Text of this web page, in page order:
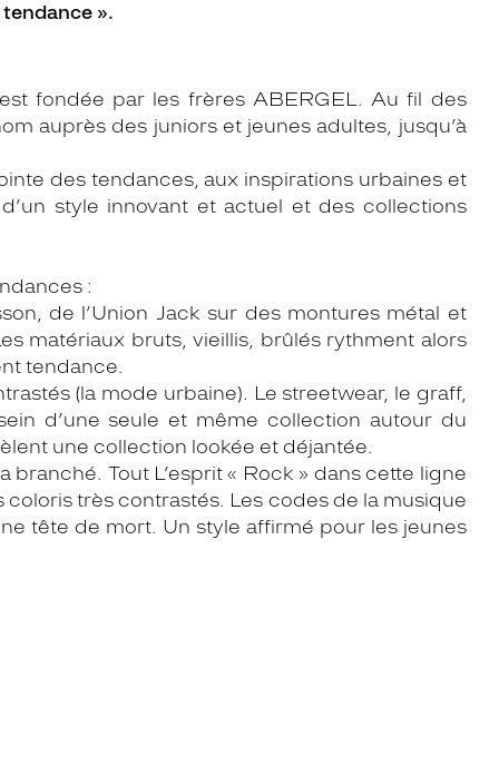
».
fondée par les frères ABERGEL. Au fil des
auprès des juniors et jeunes adultes, jusqu’à
des tendances, aux inspirations urbaines et
style innovant et actuel et des collections
:
de l’Union Jack sur des montures métal et
matériaux bruts, vieillis, brûlés rythment alors
tendance.
(la mode urbaine). Le streetwear, le graff,
d’une seule et même collection autour du
une collection lookée et déjantée.
Tout L’esprit « Rock » dans cette ligne
très contrastés. Les codes de la musique
tête de mort. Un style affirmé pour les jeunes